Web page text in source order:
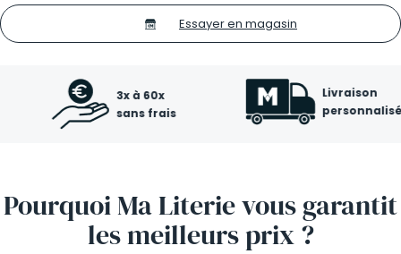
Essayer en magasin
3x à 60x
sans frais
Livraison
personnalisée
Pourquoi Ma Literie vous garantit
les meilleurs prix ?